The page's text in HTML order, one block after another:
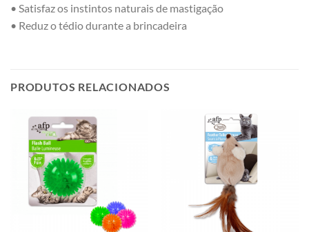
• Satisfaz os instintos naturais de mastigação
• Reduz o tédio durante a brincadeira
PRODUTOS RELACIONADOS